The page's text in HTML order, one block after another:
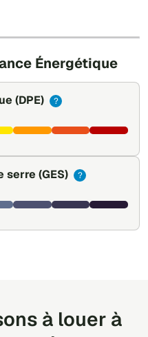
Énergétique
(DPE) ?
serre (GES) ?
à louer à